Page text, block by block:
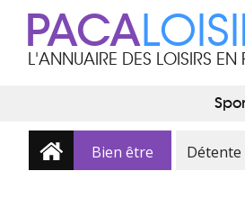
PACA
L'ANNUAIRE DES LOISIRS
Bien être Détente